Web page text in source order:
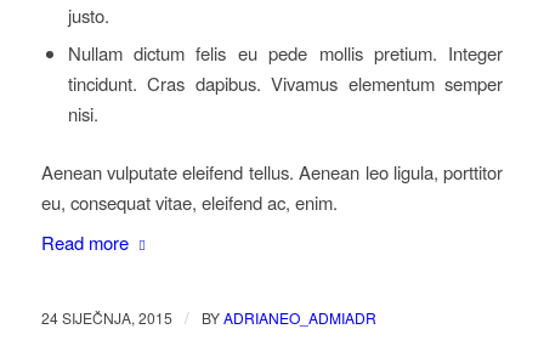
justo.
Nullam dictum felis eu pede mollis pretium. Integer
tincidunt. Cras dapibus. Vivamus elementum semper
nisi.
Aenean vulputate eleifend tellus. Aenean leo ligula, porttitor
eu, consequat vitae, eleifend ac, enim.
Read more
24 SIJEČNJA, 2015 / BYADRIANEO_ADMIADR